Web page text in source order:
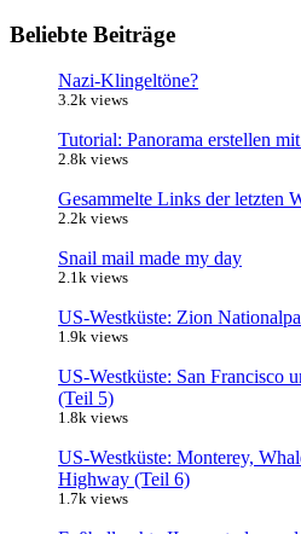
Beliebte Beiträge
Nazi-Klingeltöne?
3.2k views
Tutorial: Panorama erstellen
2.8k views
Gesammelte Links der letzten
2.2k views
Snail mail made my day
2.1k views
US-Westküste: Zion
1.9k views
US-Westküste: San Francisco
(Teil 5)
1.8k views
US-Westküste: Monterey,
Highway (Teil 6)
1.7k views